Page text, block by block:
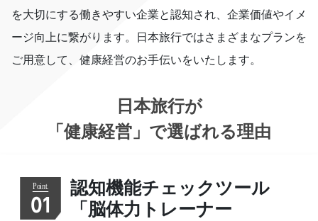
を大切にする働きやすい企業と認知され、企業価値やイメ
ージ向上に繋がります。日本旅行ではさまざまなプランを
ご用意して、健康経営のお手伝いをいたします。
日本旅行が
「健康経営」 で選ばれる理由
01
認知機能チェックツール
「脳体力トレーナー